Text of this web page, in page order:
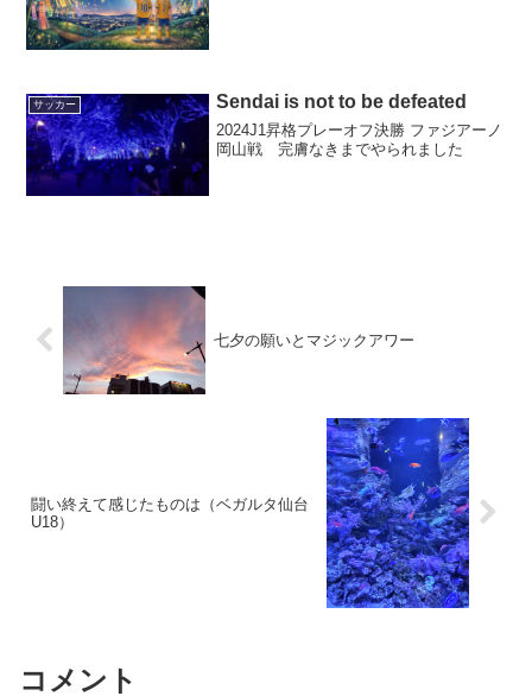
サッカー Sendai is not to be defeated
2024J1昇格プレーオフ決勝 ファジアーノ
岡山戦 完膚なきまでやられました
七夕の願いとマジックアワー
闘い終えて感じたものは（ベガルタ仙台
U18）
コメント